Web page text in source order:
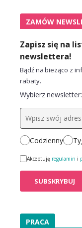
ZAMÓW
Zapisz się na
newslettera!
Bądź na bieżąco z
rabaty.
Wybierz newsletter:
Codzienny
Akceptuję regulamin i
PRACA